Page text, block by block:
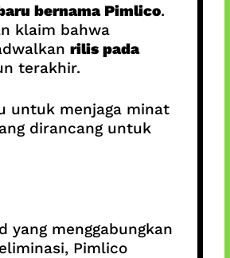
bernama Pimlico.
klaim bahwa
rilis pada
terakhir.
untuk menjaga minat
dirancang untuk
yang menggabungkan
Pimlico